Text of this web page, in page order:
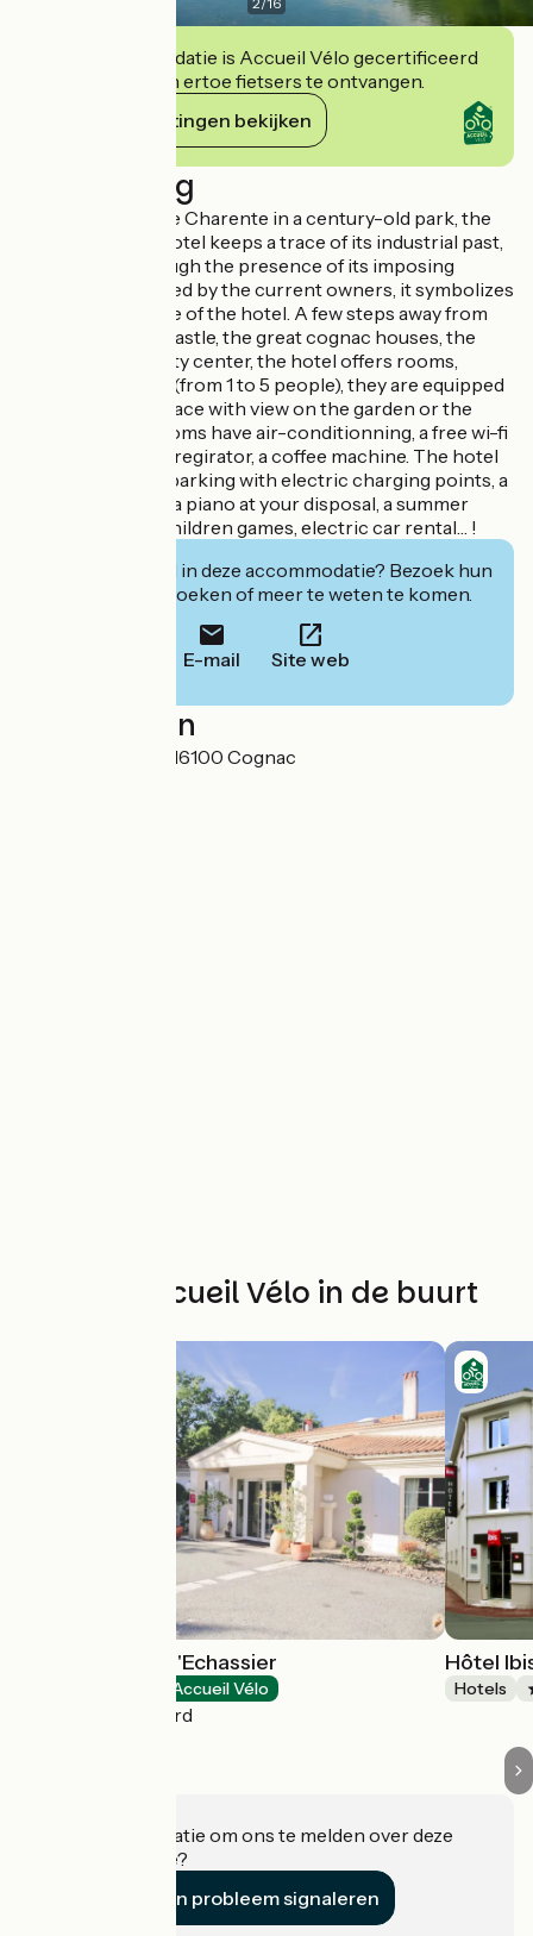
Deze accommodatie is Accueil Vélo gecertificeerd
en verbindt zich ertoe fietsers te ontvangen.
Haar verplichtingen bekijken
Beschrijving
On the edge of the Charente in a century-old park, the
Quai des Pontis hotel keeps a trace of its industrial past,
in particular through the presence of its imposing
chimney. Preserved by the current owners, it symbolizes
the atypical nature of the hotel. A few steps away from
the François 1er castle, the great cognac houses, the
theater and the city center, the hotel offers rooms,
lodges and suites (from 1 to 5 people), they are equipped
with a private terrace with view on the garden or the
Charente. The rooms have air-conditionning, a free wi-fi
access, a small refregirator, a coffee machine. The hotel
also has a closed parking with electric charging points, a
bar, a lounge with a piano at your disposal, a summer
swimming pool, children games, electric car rental… !
Geïnteresseerd in deze accommodatie? Bezoek hun
website om te boeken of meer te weten te komen.
E-mail Site web
Localisation
16 rue des Pontis 16100 Cognac
Andere Accueil Vélo in de buurt
Le Domaine de l'Echassier
Accueil Vélo
Châteaubernard
Hôtel
Hotels
Heeft u informatie om ons te melden over deze
accommodatie?
Een probleem signaleren